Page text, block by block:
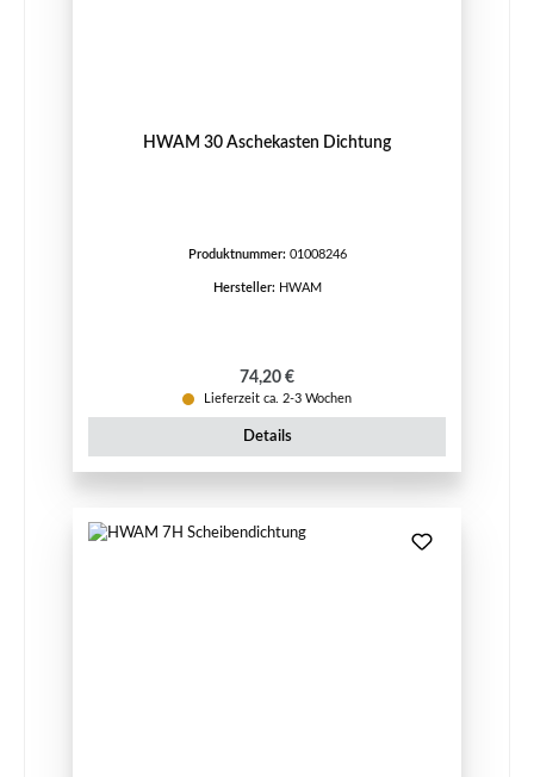
HWAM 30 Aschekasten Dichtung
Produktnummer: 01008246
Hersteller: HWAM
Regulärer Preis:
74,20 €
Lieferzeit ca. 2-3 Wochen
Details